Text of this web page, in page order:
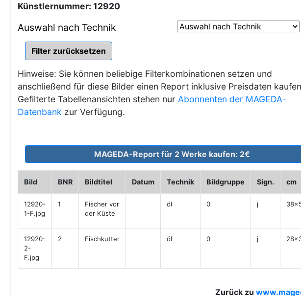
Künstlernummer: 12920
Auswahl nach Technik
Hinweise: Sie können beliebige Filterkombinationen setzen und
anschließend für diese Bilder einen Report inklusive Preisdaten
Gefilterte Tabellenansichten stehen nur Abonnenten der MAGEDA-
Datenbank zur Verfügung.
Bild BNR Bildtitel Datum Technik Bildgruppe Sign. cm
12920-
1-F.jpg
1
Fischer vor
der Küste
öl 0 j
12920-
2-
F.jpg
2 Fischkutter öl 0 j
Zurück zu